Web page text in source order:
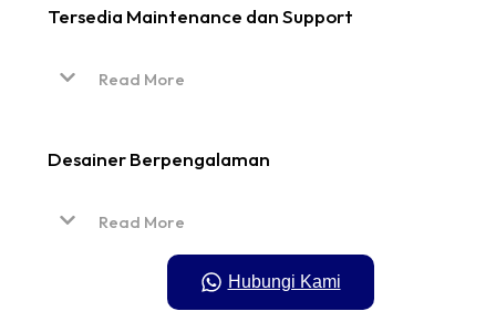
Tersedia Maintenance dan Support
Read More
Desainer Berpengalaman
Read More
Hubungi Kami